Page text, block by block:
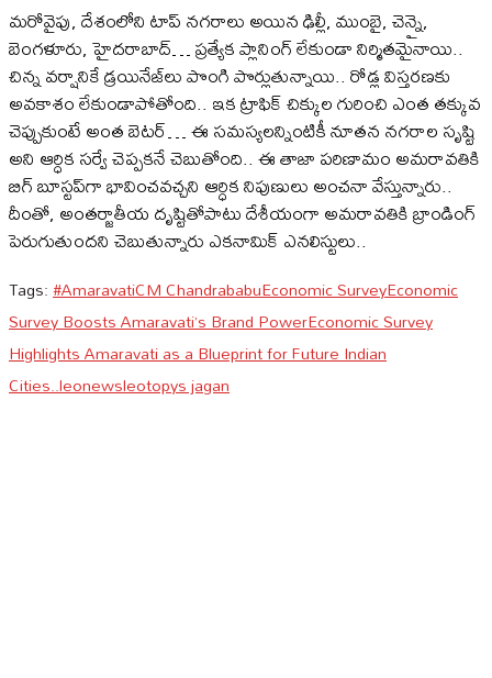
మరోవైపు, దేశంలోని టాప్‌ నగరాలు అయిన ఢిల్లీ, ముంబై, చెన్నై,
బెంగళూరు, హైదరాబాద్‌… ప్రత్యేక ప్లానింగ్‌ లేకుండా నిర్మితమైనాయి..
చిన్న వర్షానికే డ్రయినేజ్‌లు పొంగి పొర్లుతున్నాయి.. రోడ్ల విస్తరణకు
అవకాశం లేకుండాపోతోంది.. ఇక ట్రాఫిక్‌ చిక్కుల గురించి ఎంత తక్కువ
చెప్పుకుంటే అంత బెటర్‌… ఈ సమస్యలన్నింటికీ నూతన నగరాల సృష్టి
అని ఆర్ధిక సర్వే చెప్పకనే చెబుతోంది.. ఈ తాజా పరిణామం అమరావతికి
బిగ్‌ బూస్టప్‌గా భావించవచ్చని ఆర్ధిక నిపుణులు అంచనా వేస్తున్నారు..
దీంతో, అంతర్జాతీయ దృష్టితోపాటు దేశీయంగా అమరావతికి బ్రాండింగ్‌
పెరుగుతుందని చెబుతున్నారు ఎకనామిక్‌ ఎనలిస్టులు..
Tags:#AmaravatiCM ChandrababuEconomic SurveyEconomic
Survey Boosts Amaravati’s Brand PowerEconomic Survey
Highlights Amaravati as a Blueprint for Future Indian
Cities..leonewsleotopys jagan